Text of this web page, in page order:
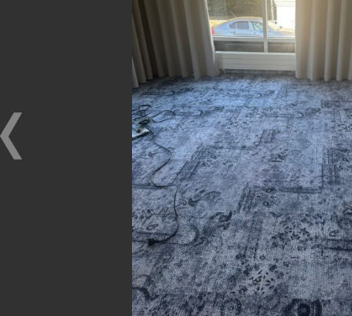
Фотогалерея наших работ по настилу ковролина.
Для получения более подробной информации о нашей
продукции и услугах, пожалуйста, обращайтесь к нашим
менеджерам, которые с радостью ответят на любые
Ваши вопросы и приедут к Вам для демонстрации
образцов ковровых покрытий.
Гостиничные вестибюли, коридоры
Фотографии настила
в гостиничных вестибюлях, коридорах, на лестницах.
Гостиница-ресторан "Версаль"